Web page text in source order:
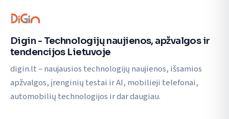
Digin - Technologijų naujienos, apžvalgos ir
tendencijos Lietuvoje
digin.lt – naujausios technologijų naujienos, išsamios
apžvalgos, įrenginių testai ir AI, mobilieji telefonai,
automobilių technologijos ir dar daugiau.